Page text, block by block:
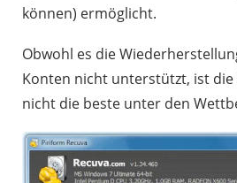
können) ermöglicht.
Obwohl es die
Konten nicht unterstützt, ist
nicht die beste unter den